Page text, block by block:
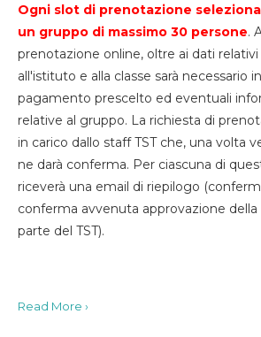
Ogni slot di prenotazione
un gruppo di massimo 30 persone.
prenotazione online, oltre ai dati
all'istituto e alla classe sarà necessario
pagamento prescelto ed eventuali
relative al gruppo. La richiesta di
in carico dallo staff TST che, una volta
ne darà conferma. Per ciascuna di
riceverà una email di riepilogo
conferma avvenuta approvazione
parte del TST).
Read More ›